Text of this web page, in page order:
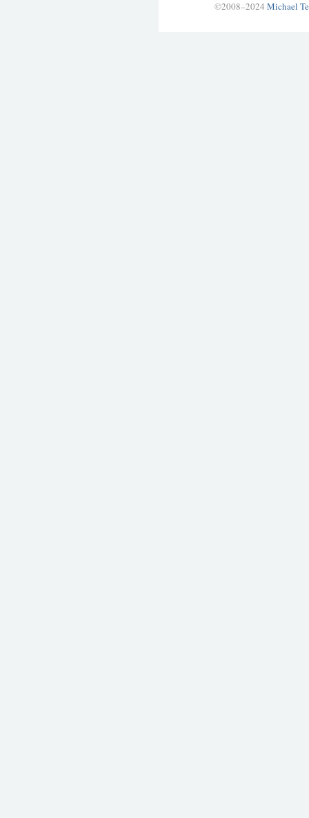
©2008–2024 Michael